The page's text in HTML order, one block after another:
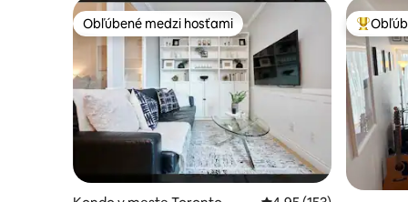
Obľúbené medzi hosťami
Obľúbené medzi hosťami